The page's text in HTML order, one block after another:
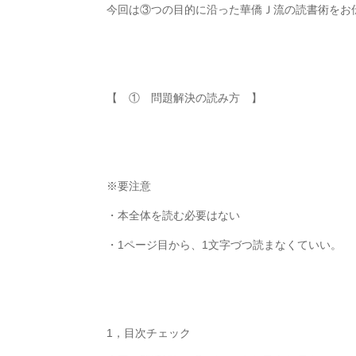
今回は③つの目的に沿った華僑Ｊ流の読書術をお
【 ① 問題解決の読み方 】
※要注意
・本全体を読む必要はない
・ 1ページ目から、 1文字づつ読まなくていい。
1 ，目次チェック